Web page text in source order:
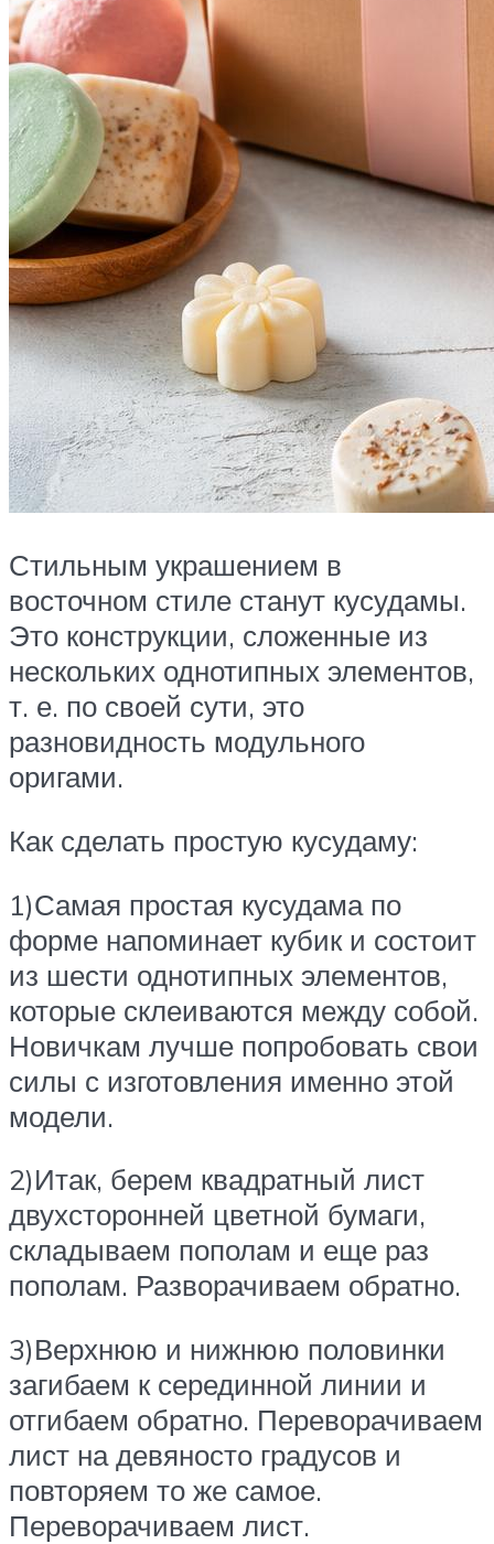
Стильным украшением в
восточном стиле станут кусудамы.
Это конструкции, сложенные из
нескольких однотипных элементов,
т. е. по своей сути, это
разновидность модульного
оригами.
Как сделать простую кусудаму:
1)Самая простая кусудама по
форме напоминает кубик и состоит
из шести однотипных элементов,
которые склеиваются между собой.
Новичкам лучше попробовать свои
силы с изготовления именно этой
модели.
2)Итак, берем квадратный лист
двухсторонней цветной бумаги,
складываем пополам и еще раз
пополам. Разворачиваем обратно.
3)Верхнюю и нижнюю половинки
загибаем к серединной линии и
отгибаем обратно. Переворачиваем
лист на девяносто градусов и
повторяем то же самое.
Переворачиваем лист.